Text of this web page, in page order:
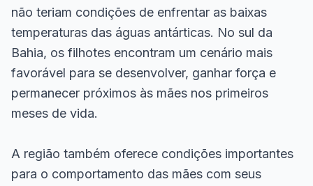
não teriam condições de enfrentar as baixas
temperaturas das águas antárticas. No sul da
Bahia, os filhotes encontram um cenário mais
favorável para se desenvolver, ganhar força e
permanecer próximos às mães nos primeiros
meses de vida.
A região também oferece condições importantes
para o comportamento das mães com seus